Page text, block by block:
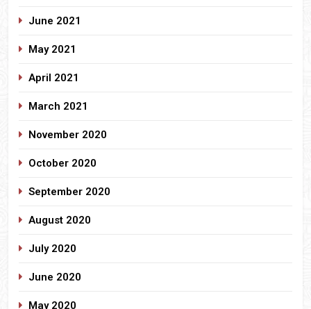
June 2021
May 2021
April 2021
March 2021
November 2020
October 2020
September 2020
August 2020
July 2020
June 2020
May 2020